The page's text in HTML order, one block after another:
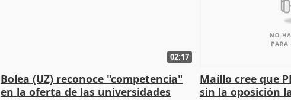
02:17
Bolea (UZ) reconoce "competencia"
en la oferta de las universidades
Maíllo cree que
sin la oposición